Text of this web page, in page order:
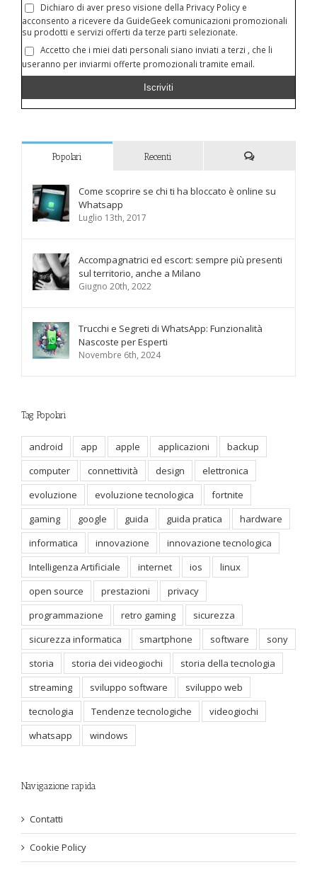
Dichiaro di aver preso visione della Privacy Policy e
acconsento a ricevere da GuideGeek comunicazioni promozionali
su prodotti e servizi offerti da terze parti selezionate.
Accetto che i miei dati personali siano inviati a terzi , che li
useranno per inviarmi offerte promozionali tramite email.
Popolari Recenti
Come scoprire se chi ti ha bloccato è online su
Whatsapp
Luglio 13th, 2017
Accompagnatrici ed escort: sempre più presenti
sul territorio, anche a Milano
Giugno 20th, 2022
Trucchi e Segreti di WhatsApp: Funzionalità
Nascoste per Esperti
Novembre 6th, 2024
Tag Popolari
android app apple applicazioni
backup
computer
connettività design
elettronica
evoluzione
evoluzione tecnologica
fortnite
gaming
google guida guida pratica
hardware
informatica
innovazione
innovazione tecnologica
Intelligenza Artificiale
internet ios
linux
open source
prestazioni
privacy
programmazione
retro gaming
sicurezza
sicurezza informatica
smartphone software
sony
storia
storia dei videogiochi
storia della tecnologia
streaming
sviluppo software
sviluppo web
tecnologia
Tendenze tecnologiche
videogiochi
whatsapp
windows
Navigazione rapida
Contatti
Cookie Policy